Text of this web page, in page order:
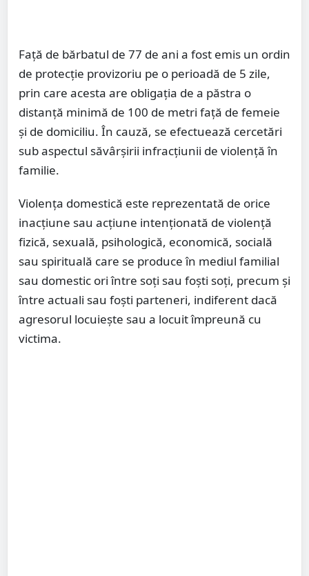
Față de bărbatul de 77 de ani a fost emis un ordin
de protecție provizoriu pe o perioadă de 5 zile,
prin care acesta are obligația de a păstra o
distanță minimă de 100 de metri față de femeie
și de domiciliu. În cauză, se efectuează cercetări
sub aspectul săvârșirii infracțiunii de violență în
familie.
Violența domestică este reprezentată de orice
inacțiune sau acțiune intenționată de violență
fizică, sexuală, psihologică, economică, socială
sau spirituală care se produce în mediul familial
sau domestic ori între soți sau foști soți, precum și
între actuali sau foști parteneri, indiferent dacă
agresorul locuiește sau a locuit împreună cu
victima.